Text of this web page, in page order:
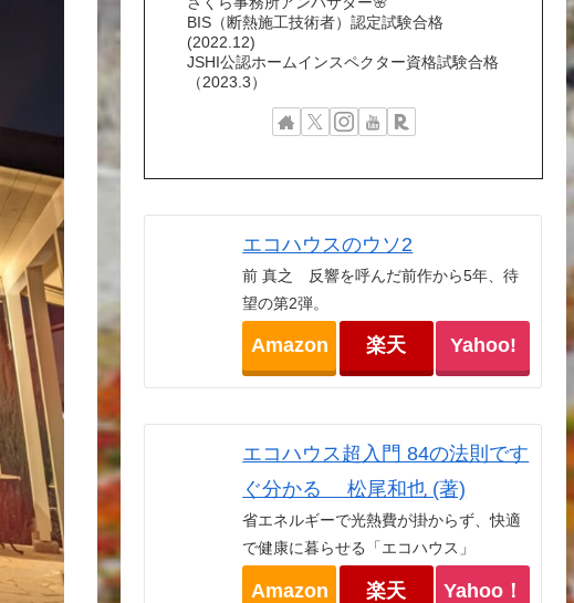
BIS（断熱施工技術者）認定試験合格
(2022.12)
JSHI公認ホームインスペクター資格試験合格
（2023.3）
エコハウスのウソ2
前 真之 反響を呼んだ前作から5年、待
望の第2弾。
Amazon 楽天 Yahoo!
エコハウス超入門 84の法則です
ぐ分かる 松尾和也 (著)
省エネルギーで光熱費が掛からず、快適
で健康に暮らせる「エコハウス」
Amazon 楽天 Yahoo！